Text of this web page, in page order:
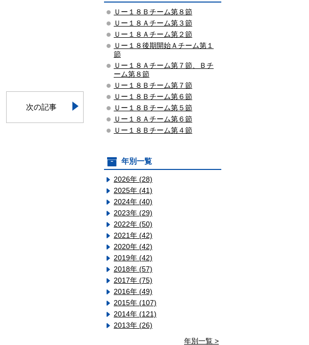
次の記事
Ｕー１８Ｂチーム第８節
Ｕー１８Ａチーム第３節
Ｕー１８Ａチーム第２節
Ｕー１８後期開始Ａチーム第１
節
Ｕー１８Ａチーム第７節、Ｂチ
ーム第８節
Ｕー１８Ｂチーム第７節
Ｕー１８Ｂチーム第６節
Ｕー１８Ｂチーム第５節
Ｕー１８Ａチーム第６節
Ｕー１８Ｂチーム第４節
年別一覧
2026年 (28)
2025年 (41)
2024年 (40)
2023年 (29)
2022年 (50)
2021年 (42)
2020年 (42)
2019年 (42)
2018年 (57)
2017年 (75)
2016年 (49)
2015年 (107)
2014年 (121)
2013年 (26)
年別一覧 >